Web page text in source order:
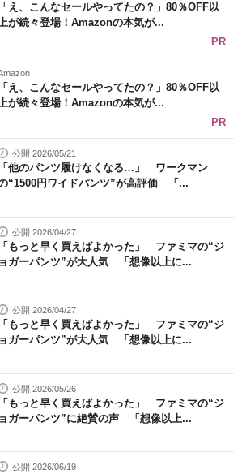
門サイト
用
ディア
最前線
ットの話題
「え、こんなセールやってたの？」80％OFF以
が続々登場！Amazonの本気が...
PR
「え、こんなセールやってたの？」80％OFF以
が続々登場！Amazonの本気が...
PR
公開 2026/05/21
「他のパンツ履けなくなる…」 ワークマン
“1500円ワイドパンツ”が高評価 「...
公開 2026/04/27
「もっと早く買えばよかった」 ファミマの“ジ
ョガーパンツ”が大人気 「想像以上に...
公開 2026/04/27
「もっと早く買えばよかった」 ファミマの“ジ
ョガーパンツ”が大人気 「想像以上に...
公開 2026/05/26
「もっと早く買えばよかった」 ファミマの“ジ
ョガーパンツ”に絶賛の声 「想像以上...
公開 2026/06/19